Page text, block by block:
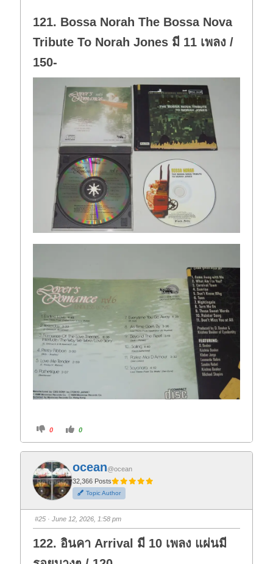
121. Bossa Norah The Bossa Nova
Tribute To Norah Jones มี 11 เพลง /
150-
C
i
k
f
o
r
t
h
u
m
b
d
o
n
.
0
C
i
k
o
t
h
u
m
b
u
p
0
ocean@ocean
32,366 Posts
Topic Author
#25 · June 12, 2026, 1:58 pm
122. อินคา Arrival มี 10 เพลง แผ่นมี